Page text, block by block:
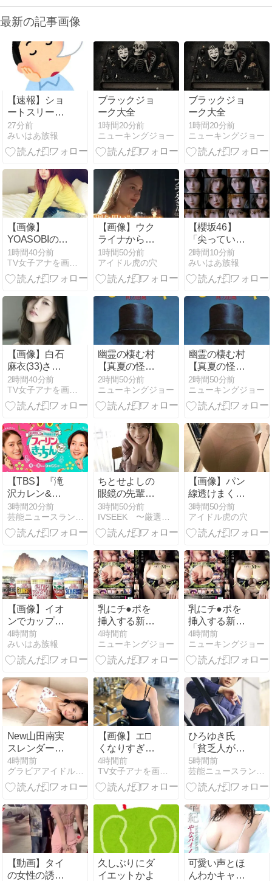
最新の記事画像
【速報】ショ
ートスリーパ
ー堀大輔さ
ん、寝る → ｗ
ｗｗｗｗｗｗ
ｗｗｗ
27分前
みいはあ族報
ブラックジョ
ーク大全
1時間20分前
ニューキングジョー
ブラックジョ
ーク大全
1時間20分前
ニューキングジョー
【画像】
YOASOBIの幾
田りらさん、
胸の膨らみが
性的すぎた
1時間40分前
【画像】ウク
ライナから日
本に避難して
きた美少女が
グラビアデビ
wwwwwwwww
1時間50分前
アイドル虎の穴
【櫻坂46】
「尖ってい
て...」メンバ
ーの意外な友
達事情が明ら
2時間10分前
みいはあ族報
【画像】白石
麻衣(33)さ
ん、セクシー
マダムみたい
な妖艶なビジ
になるｗｗｗ
ｗｗｗ
2時間40分前
幽霊の棲む村
【真夏の怪奇
特集】
2時間50分前
ニューキングジョー
幽霊の棲む村
【真夏の怪奇
特集】
2時間50分前
ニューキングジョー
【TBS】『滝
沢カレン&和
田明日香のフ
ィーリンきっ
ちん』を語ろ
止】
3時間20分前
芸能ニュースランキング
ちとせよしの
眼鏡の先輩が
ランジェリー
姿になりなが
ら豊満ボディ
で癒やしてく
れる
3時間50分前
IVSEEK 〜厳選！水着グラビアアイドル動画〜
【画像】パン
線透けまくっ
てるOLの尻
wwwwww
3時間50分前
アイドル虎の穴
【画像】イオ
ンでカップヌ
ードル詰め放
題開催中www
4時間前
みいはあ族報
乳にチ●ポを
挿入する新感
覚オナホール
4時間前
ニューキングジョー
乳にチ●ポを
挿入する新感
覚オナホール
4時間前
ニューキングジョー
New山田南実
スレンダーで
明るい笑顔が
素敵な子の盛
りマンをどう
まいます
4時間前
グラビアアイドル動画研究所
【画像】エ□
くなりすぎ女
性声優さん、
もう本業がわ
からないと話
ｗｗ
4時間前
TV女子アナを画像で紹介
ひろゆき氏
「貧乏人が多
い」男性の特
徴とは？「性
欲弱い人って
ンも低いので
貧乏人多い」
5時間前
芸能ニュースランキング
【動画】タイ
の女性の誘い
久しぶりにダ
イエットかよ
可愛い声とほ
んわかキャラ